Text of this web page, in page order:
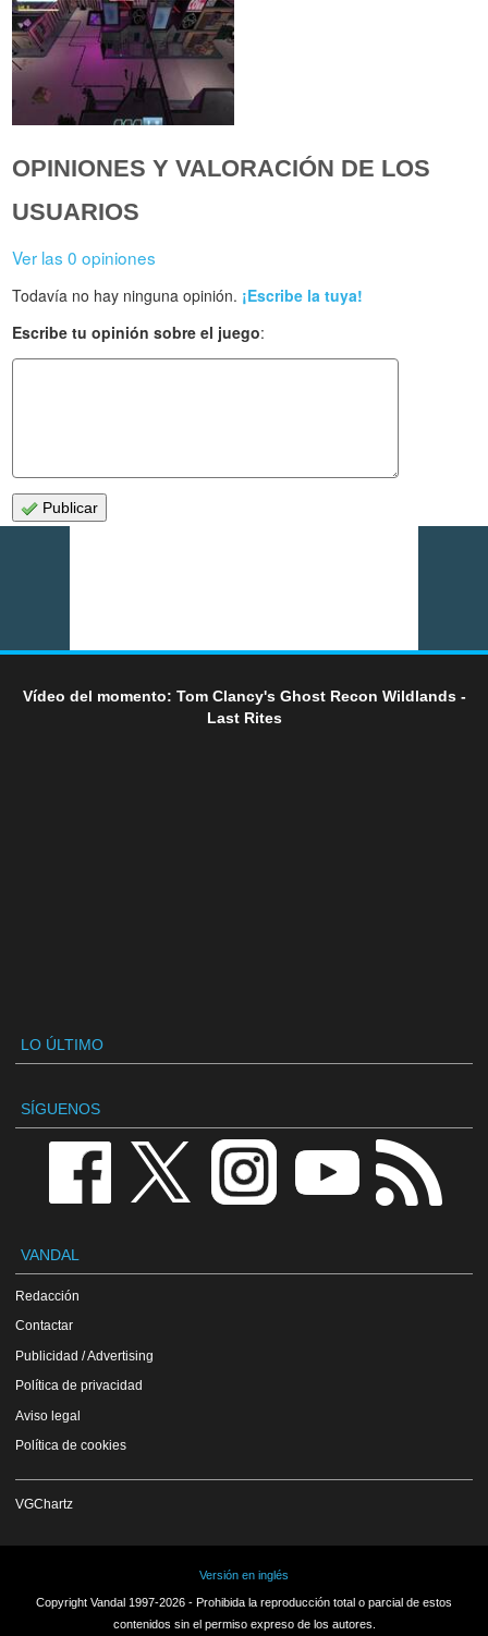
OPINIONES Y VALORACIÓN DE LOS
USUARIOS
Ver las 0 opiniones
Todavía no hay ninguna opinión. ¡Escribe la tuya!
Escribe tu opinión sobre el juego:
Publicar
Vídeo del momento: Tom Clancy's Ghost Recon Wildlands -
Last Rites
LO ÚLTIMO
SÍGUENOS
VANDAL
Redacción
Contactar
Publicidad / Advertising
Política de privacidad
Aviso legal
Política de cookies
VGChartz
Versión en inglés
Copyright Vandal 1997-2026 - Prohibida la reproducción total o parcial de estos
contenidos sin el permiso expreso de los autores.